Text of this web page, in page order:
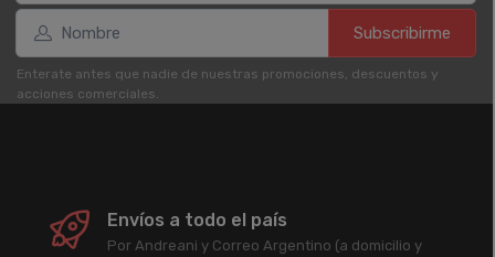
Subscribirme
Enterate antes que nadie de nuestras promociones, descuentos y
acciones comerciales.
Envíos a todo el país
Por Andreani y Correo Argentino (a domicilio y